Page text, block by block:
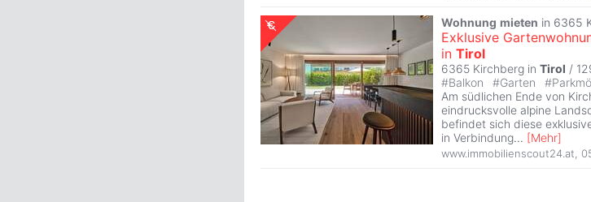
Wohnung mieten in 6365
Exklusive
in Tirol
6365 Kirchberg in Tirol /
#Balkon #Garten #
Am südlichen Ende von
eindrucksvolle alpine
befindet sich diese
in Verbindung... [Mehr]
www.immobilienscout24.at